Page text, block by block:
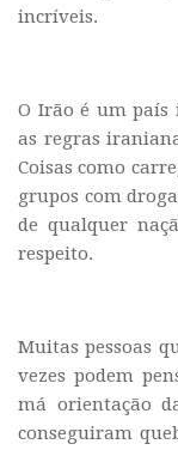
incríveis.
O Irão é um país
as regras
Coisas como
grupos com
de qualquer
respeito.
Muitas pessoas
vezes podem
má orientação
conseguiram